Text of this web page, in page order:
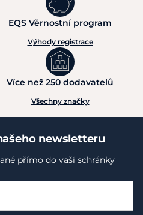
EQS Věrnostní program
Výhody registrace
Více než 250 dodavatelů
Všechny značky
newsletteru
přímo do vaší schránky